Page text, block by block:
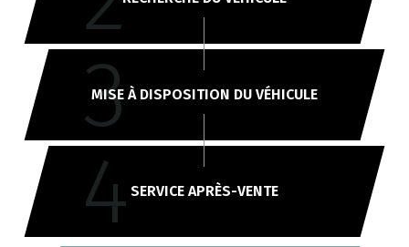
3
MISE À DISPOSITION DU VÉHICULE
4 SERVICE APRÈS-VENTE